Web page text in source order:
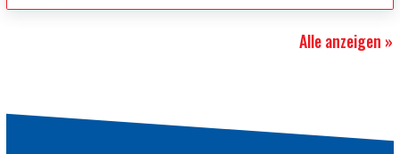
Alle anzeigen »